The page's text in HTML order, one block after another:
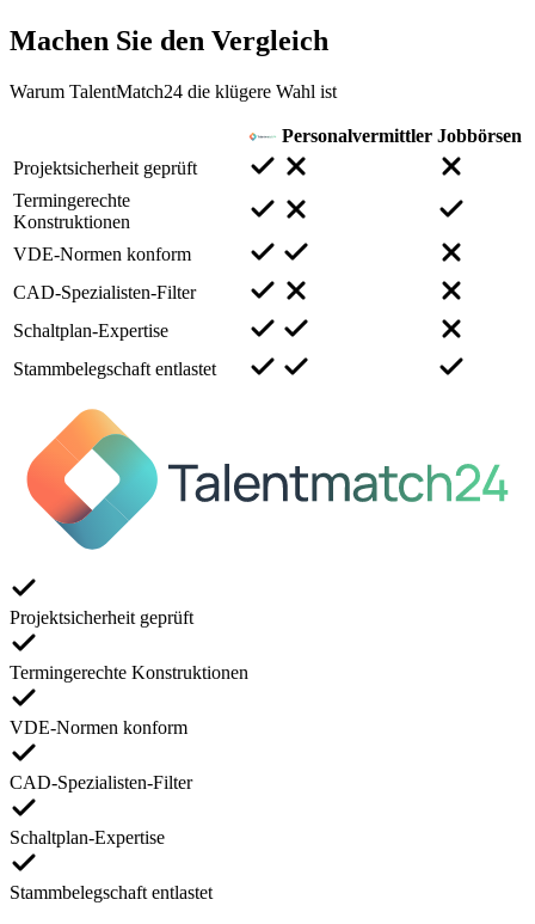
Machen Sie den Vergleich
Warum TalentMatch24 die klügere Wahl ist
Personalvermittler Jobbörsen
Projektsicherheit geprüft
Termingerechte
Konstruktionen
VDE-Normen konform
CAD-Spezialisten-Filter
Schaltplan-Expertise
Stammbelegschaft entlastet
Projektsicherheit geprüft
Termingerechte Konstruktionen
VDE-Normen konform
CAD-Spezialisten-Filter
Schaltplan-Expertise
Stammbelegschaft entlastet